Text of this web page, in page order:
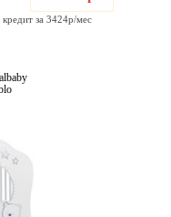
за 3424р/мес